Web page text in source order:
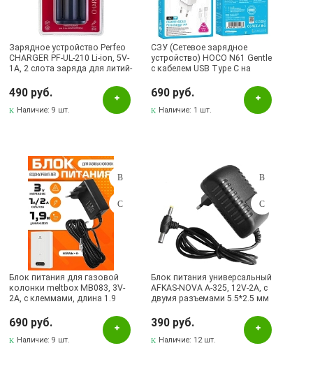
meltbox
Perfeo
Remax
Samsung
Наличие в магазинах
Pаспределительный центр
Альметьевск, ул.Ленина, 132, ТЦ ЛЕНТА
Бавлы, ул.Пионерская, 11
Бугульма, ул.Ленина, 145, ТЦ ЭССЕН
Бугульма, ул.Ленина, 2Б, ТД ТЕХНОПОЛИС
Бугульма, ул.Советская, 82
Зарядное устройство Perfeo
CHARGER PF-UL-210 Li-ion, 5V-
1A, 2 слота заряда для литий-
18650, 16340, 17335, 18490,
20700, работает от кабеля
Type-C, цвет черный
490 руб.
Наличие:9 шт.
СЗУ (Сетевое зарядное
устройство) HOCO N61 Gentle
с кабелем USB Type C на
Type C, 1 USB A, PD20W,
QC3.0, длина 1 метр, цвет
белый
690 руб.
Наличие: 1 шт.
Блок питания для газовой
колонки meltbox MB083, 3V-
2A, с клеммами, длина 1.9
690 руб.
Наличие:9 шт.
Блок питания универсальный
AFKAS-NOVA A-325, 12V-2A, с
двумя разъемами 5.5*2.5 мм
цвет черный
390 руб.
Наличие: 12 шт.